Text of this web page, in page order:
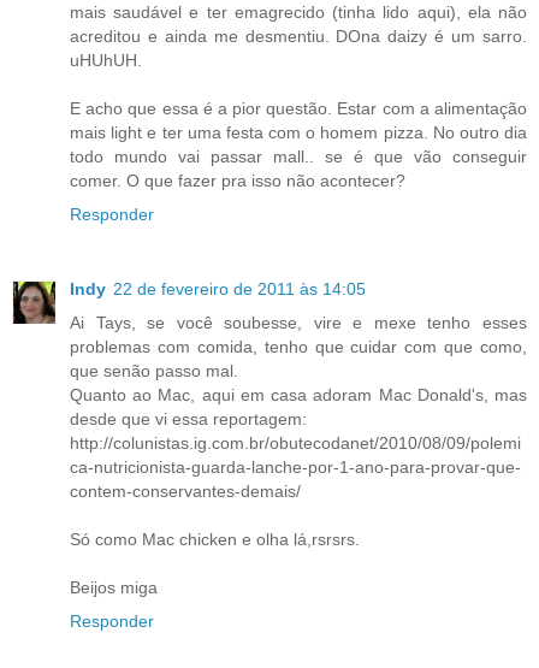
mais saudável e ter emagrecido (tinha lido aqui), ela não
acreditou e ainda me desmentiu. DOna daizy é um sarro.
uHUhUH.
E acho que essa é a pior questão. Estar com a alimentação
mais light e ter uma festa com o homem pizza. No outro dia
todo mundo vai passar mall.. se é que vão conseguir
comer. O que fazer pra isso não acontecer?
Responder
Indy 22 de fevereiro de 2011 às 14:05
Ai Tays, se você soubesse, vire e mexe tenho esses
problemas com comida, tenho que cuidar com que como,
que senão passo mal.
Quanto ao Mac, aqui em casa adoram Mac Donald's, mas
desde que vi essa reportagem:
http://colunistas.ig.com.br/obutecodanet/2010/08/09/polemi
ca-nutricionista-guarda-lanche-por-1-ano-para-provar-que-
contem-conservantes-demais/
Só como Mac chicken e olha lá,rsrsrs.
Beijos miga
Responder